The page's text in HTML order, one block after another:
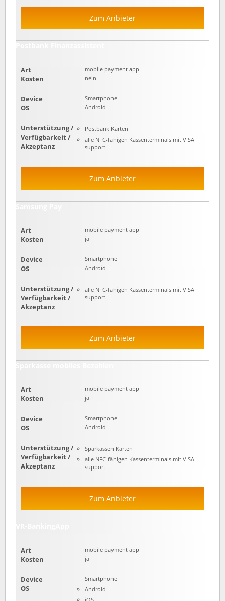
Zum Anbieter
Art mobile payment app
Kosten nein
Device Smartphone
OS Android
Unterstützung /
Verfügbarkeit /
Akzeptanz
Postbank Karten
alle NFC-fähigen Kassenterminals mit VISA
support
Zum Anbieter
Art mobile payment app
Kosten ja
Device Smartphone
OS Android
Unterstützung /
Verfügbarkeit /
Akzeptanz
alle NFC-fähigen Kassenterminals mit VISA
support
Zum Anbieter
Art mobile payment app
Kosten ja
Device Smartphone
OS Android
Unterstützung /
Verfügbarkeit /
Akzeptanz
Sparkassen Karten
alle NFC-fähigen Kassenterminals mit VISA
support
Zum Anbieter
Art mobile payment app
Kosten ja
Device Smartphone
OS
Android